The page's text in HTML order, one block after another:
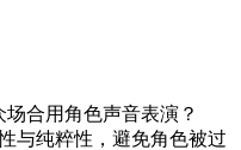
合用角色声音表演？
与纯粹性，避免角色被过